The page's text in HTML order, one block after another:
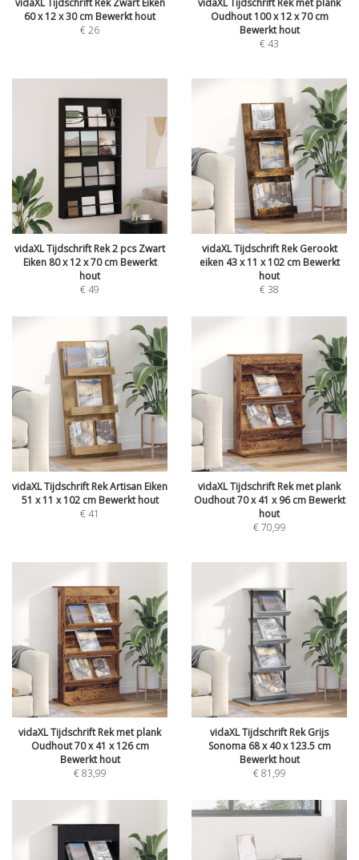
vidaXL Tijdschrift Rek Zwart Eiken
60 x 12 x 30 cm Bewerkt hout
€26
vidaXL Tijdschrift Rek met plank
Oudhout 100 x 12 x 70 cm
Bewerkt hout
€43
vidaXL Tijdschrift Rek 2 pcs Zwart
Eiken 80 x 12 x 70 cm Bewerkt
hout
€49
vidaXL Tijdschrift Rek Gerookt
eiken 43 x 11 x 102 cm Bewerkt
hout
€38
vidaXL Tijdschrift Rek Artisan Eiken
51 x 11 x 102 cm Bewerkt hout
€41
vidaXL Tijdschrift Rek met plank
Oudhout 70 x 41 x 96 cm Bewerkt
hout
€70,99
vidaXL Tijdschrift Rek met plank
Oudhout 70 x 41 x 126 cm
Bewerkt hout
€83,99
vidaXL Tijdschrift Rek Grijs
Sonoma 68 x 40 x 123.5 cm
Bewerkt hout
€81,99